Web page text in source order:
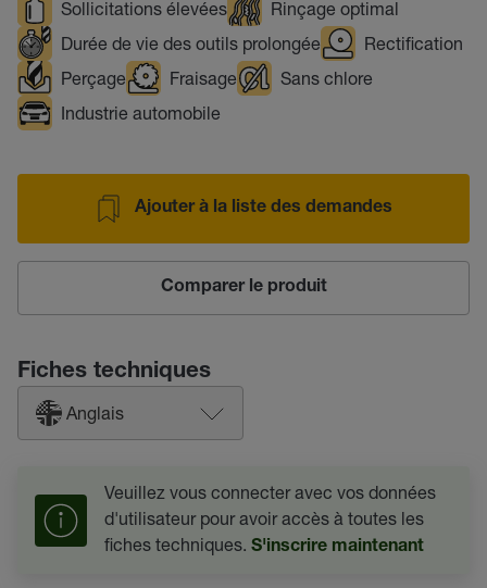
Sollicitations élevées
Rinçage optimal
Durée de vie des outils prolongée
Rectification
Perçage
Fraisage
Sans chlore
Industrie automobile
Ajouter à la liste des demandes
Comparer le produit
Fiches techniques
Anglais
Veuillez vous connecter avec vos données
d'utilisateur pour avoir accès à toutes les
fiches techniques. S'inscrire maintenant